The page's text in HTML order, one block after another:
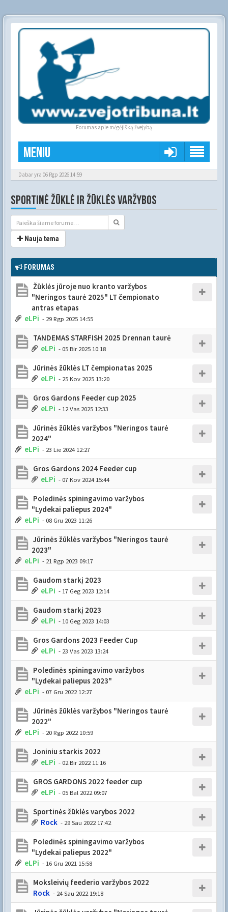
Forumas apie mėgėjišką žvejybą
Meniu
Dabar yra 06 Rgp 2026 14:59
SPORTINĖ ŽŪKLĖ IR ŽŪKLĖS VARŽYBOS
Nauja tema
FORUMAS
Žūklės jūroje nuo kranto varžybos
"Neringos taurė 2025" LT čempionato
antras etapas
eLPi - 29 Rgp 2025 14:55
TANDEMAS STARFISH 2025 Drennan taurė
eLPi - 05 Bir 2025 10:18
Jūrinės žūklės LT čempionatas 2025
eLPi - 25 Kov 2025 13:20
Gros Gardons Feeder cup 2025
eLPi - 12 Vas 2025 12:33
Jūrinės žūklės varžybos "Neringos taurė
2024"
eLPi - 23 Lie 2024 12:27
Gros Gardons 2024 Feeder cup
eLPi - 07 Kov 2024 15:44
Poledinės spiningavimo varžybos
"Lydekai paliepus 2024"
eLPi - 08 Gru 2023 11:26
Jūrinės žūklės varžybos "Neringos taurė
2023"
eLPi - 21 Rgp 2023 09:17
Gaudom starkį 2023
eLPi - 17 Geg 2023 12:14
Gaudom starkį 2023
eLPi - 10 Geg 2023 14:03
Gros Gardons 2023 Feeder Cup
eLPi - 23 Vas 2023 13:24
Poledinės spiningavimo varžybos
"Lydekai paliepus 2023"
eLPi - 07 Gru 2022 12:27
Jūrinės žūklės varžybos "Neringos taurė
2022"
eLPi - 20 Rgp 2022 10:59
Joniniu starkis 2022
eLPi - 02 Bir 2022 11:16
GROS GARDONS 2022 feeder cup
eLPi - 05 Bal 2022 09:07
Sportinės žūklės varybos 2022
Rock - 29 Sau 2022 17:42
Poledinės spiningavimo varžybos
"Lydekai paliepus 2022"
eLPi - 16 Gru 2021 15:58
Moksleivių feederio varžybos 2022
Rock - 24 Sau 2022 19:18